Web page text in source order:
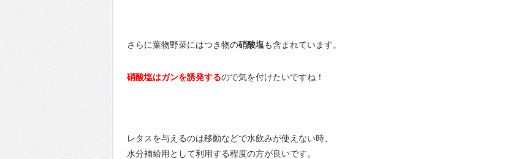
さらに葉物野菜にはつき物の硝酸塩も含まれています。
硝酸塩はガンを誘発するので気を付けたいですね！
レタスを与えるのは移動などで水飲みが使えない時、
水分補給用として利用する程度の方が良いです。